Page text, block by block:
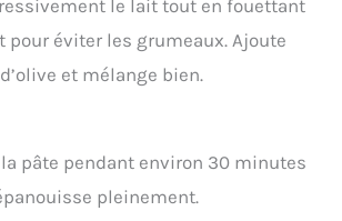
le lait tout en fouettant
pour éviter les grumeaux. Ajoute
et mélange bien.
pâte pendant environ 30 minutes
pleinement.